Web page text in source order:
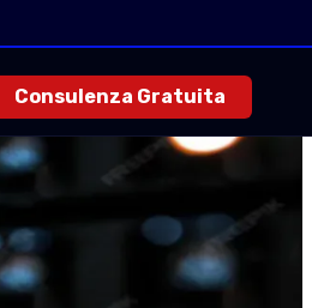
Consulenza Gratuita